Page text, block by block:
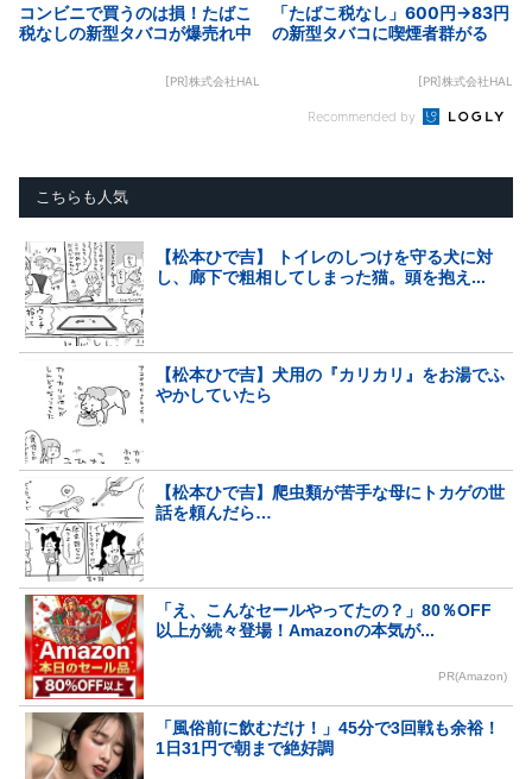
コンビニで買うのは損！たばこ
税なしの新型タバコが爆売れ中
[PR]株式会社HAL
「たばこ税なし」600円→83円
の新型タバコに喫煙者群がる
[PR]株式会社HAL
Recommended by
こちらも人気
【松本ひで吉】 トイレのしつけを守る犬に対
し、廊下で粗相してしまった猫。頭を抱え...
【松本ひで吉】犬用の『カリカリ』をお湯でふ
やかしていたら
【松本ひで吉】爬虫類が苦手な母にトカゲの世
話を頼んだら…
「え、こんなセールやってたの？」80％OFF
以上が続々登場！Amazonの本気が...
PR(Amazon)
「風俗前に飲むだけ！」45分で3回戦も余裕！
1日31円で朝まで絶好調